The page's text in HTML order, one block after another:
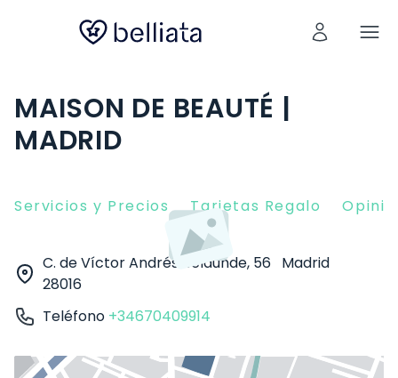
MAISON DE BEAUTÉ |
MADRID
Servicios y Precios Tarjetas Regalo
C. de Víctor Andrés Belaunde, 56 Madrid
28016
Teléfono +34670409914